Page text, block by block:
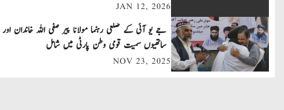
a
v
i
JAN 12, 2026
جے یو آئی کے ضلعی رہنما مولانا پیر صفی اللہ خاندان اور
ساتھیوں سمیت قومی وطن پارٹی میں شامل
NOV 23, 2025